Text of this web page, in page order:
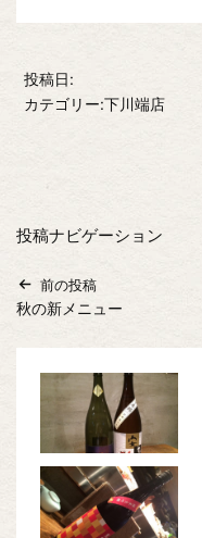
投稿日:
カテゴリー:下川端店
投稿ナビゲーション
前の投稿
秋の新メニュー